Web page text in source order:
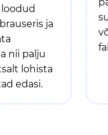
ja
nii palju
lohista
edasi.